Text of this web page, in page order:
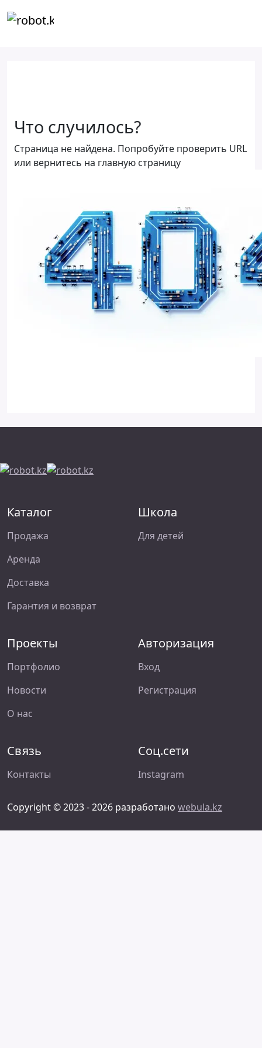
Что случилось?
Страница не найдена. Попробуйте проверить URL
или вернитесь на главную страницу
Каталог
Продажа
Аренда
Доставка
Гарантия и возврат
Школа
Для детей
Проекты
Портфолио
Новости
О нас
Авторизация
Вход
Регистрация
Связь
Контакты
Соц.сети
Instagram
Copyright © 2023 - 2026 разработано webula.kz